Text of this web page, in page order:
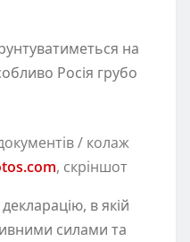
на
Росія грубо
/ колаж
, скріншот
в якій
силами та